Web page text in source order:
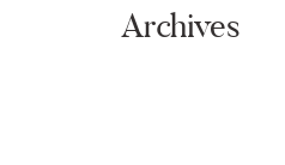
Archives